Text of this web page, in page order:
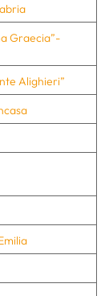
Graecia”-
Alighieri”